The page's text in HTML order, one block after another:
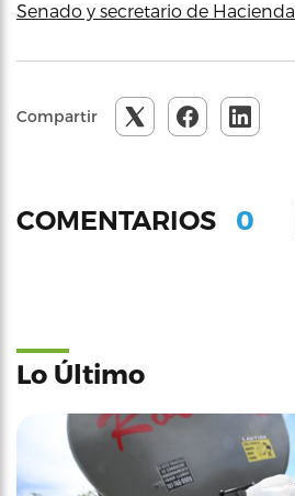
Senado y secretario de Hacienda
Compartir
COMENTARIOS 0
Lo Último